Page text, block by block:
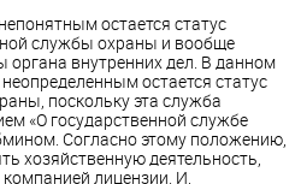
остается статус
службы охраны и вообще
органа внутренних дел. В данном
остается статус
поскольку эта служба
«О государственной службе
Согласно этому положению,
хозяйственную деятельность,
лицензии. И,